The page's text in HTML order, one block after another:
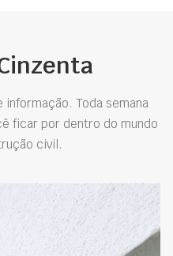
informação. Toda semana
ficar por dentro do mundo
civil.